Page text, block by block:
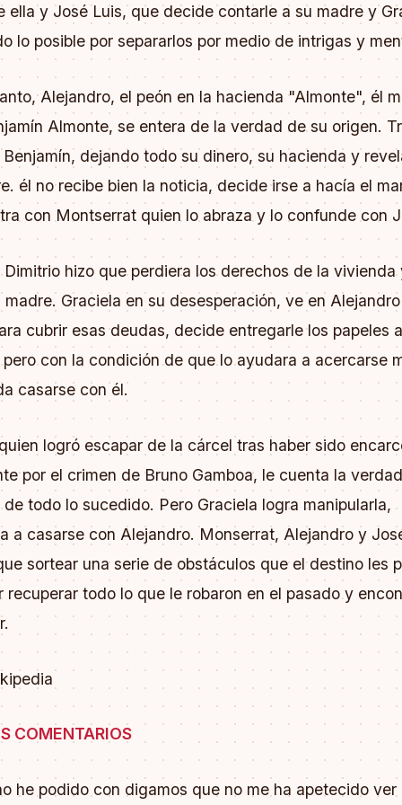
ella y José Luis, que decide contarle a su madre y
lo posible por separarlos por medio de intrigas y
Alejandro, el peón en la hacienda "Almonte", él
Almonte, se entera de la verdad de su origen.
dejando todo su dinero, su hacienda y
él no recibe bien la noticia, decide irse a hacía el
con Montserrat quien lo abraza y lo confunde con
hizo que perdiera los derechos de la vivienda
madre. Graciela en su desesperación, ve en
cubrir esas deudas, decide entregarle los papeles a
con la condición de que lo ayudara a acercarse
casarse con él.
logró escapar de la cárcel tras haber sido
por el crimen de Bruno Gamboa, le cuenta la
todo lo sucedido. Pero Graciela logra manipularla,
a casarse con Alejandro. Monserrat, Alejandro y
sortear una serie de obstáculos que el destino les
recuperar todo lo que le robaron en el pasado y
COMENTARIOS
he podido con digamos que no me ha apetecido ver